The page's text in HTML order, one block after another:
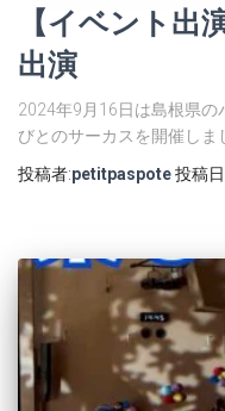
【イベント出
出演
2024年9月16日は島根県の
びとのサーカスを開催しま
投稿者:petitpaspote投稿